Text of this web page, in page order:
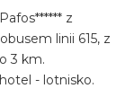
z
linii 615, z
3 km.
- lotnisko.